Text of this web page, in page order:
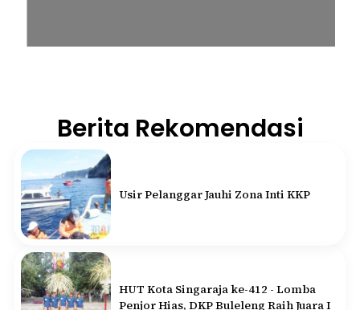
Berita Rekomendasi
Usir Pelanggar Jauhi Zona Inti KKP
HUT Kota Singaraja ke-412 - Lomba
Penjor Hias, DKP Buleleng Raih Juara I